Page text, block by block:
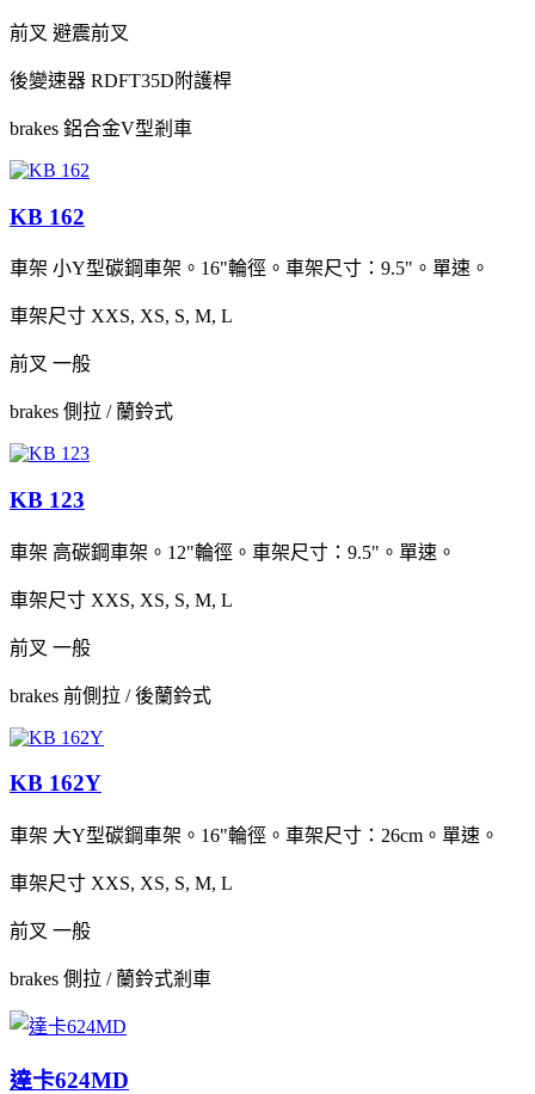
前叉 避震前叉
後變速器 RDFT35D附護桿
brakes 鋁合金V型剎車
KB 162
車架 小Y型碳鋼車架。16"輪徑。車架尺寸：9.5"。單速。
車架尺寸 XXS, XS, S, M, L
前叉 一般
brakes 側拉 / 蘭鈴式
KB 123
車架 高碳鋼車架。12"輪徑。車架尺寸：9.5"。單速。
車架尺寸 XXS, XS, S, M, L
前叉 一般
brakes 前側拉 / 後蘭鈴式
KB 162Y
車架 大Y型碳鋼車架。16"輪徑。車架尺寸：26cm。單速。
車架尺寸 XXS, XS, S, M, L
前叉 一般
brakes 側拉 / 蘭鈴式剎車
達卡624MD